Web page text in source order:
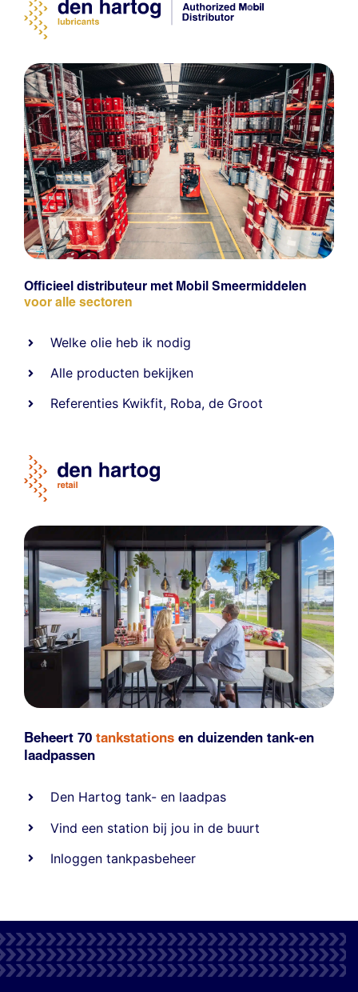
Officieel distributeur met Mobil Smeermiddelen
voor alle sectoren
Welke olie heb ik nodig
Alle producten bekijken
Referenties Kwikfit, Roba,de Groot
Beheert 70 tankstations en duizenden tank-en
laadpassen
Den Hartog tank- en laadpas
Vind een station bij jou in de buurt
Inloggen tankpasbeheer